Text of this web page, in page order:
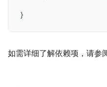
}
如需详细了解依赖项，请参